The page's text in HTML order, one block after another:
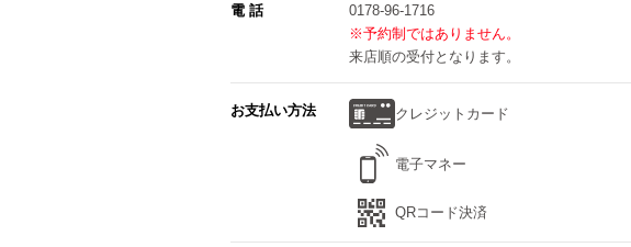
電 話
0178-96-1716
※予約制ではありません。
来店順の受付となります。
お支払い方法 クレジットカード
電子マネー
QRコード決済